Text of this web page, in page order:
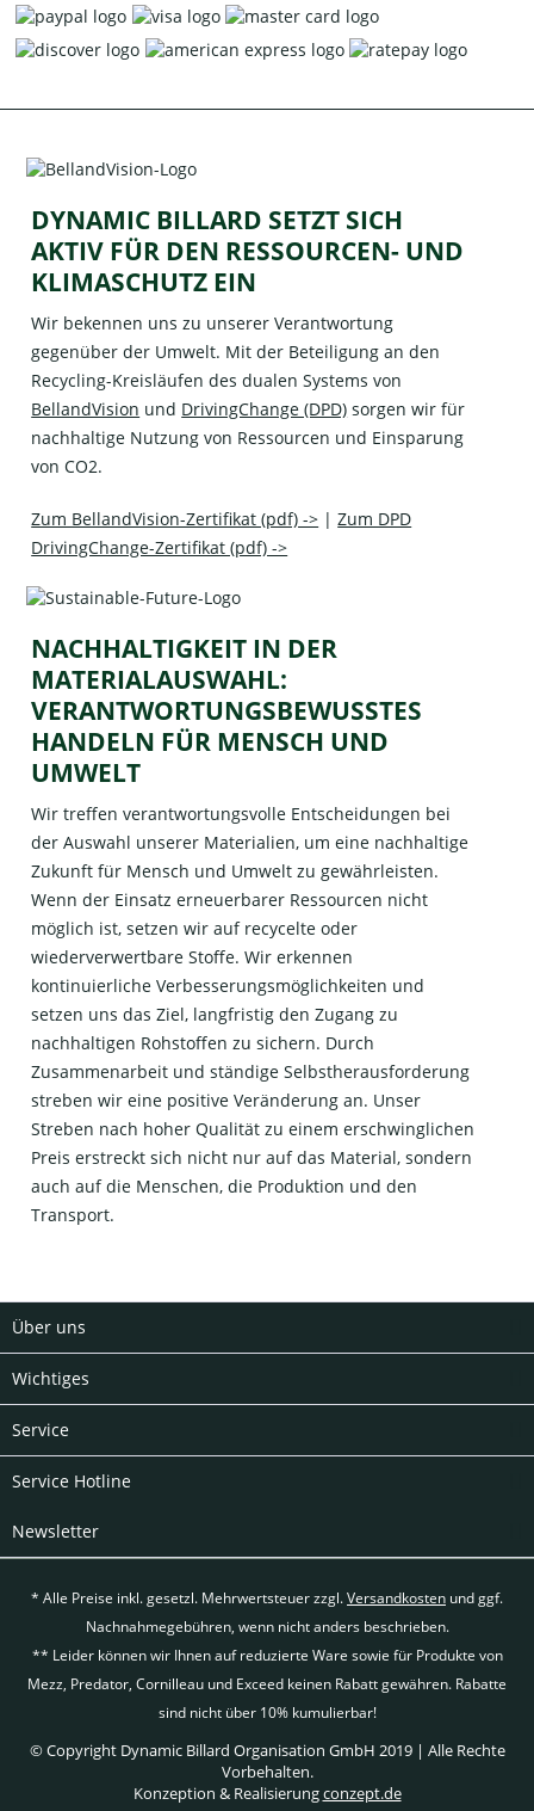
DYNAMIC BILLARD SETZT SICH
AKTIV FÜR DEN RESSOURCEN- UND
KLIMASCHUTZ EIN
Wir bekennen uns zu unserer Verantwortung
gegenüber der Umwelt. Mit der Beteiligung an den
Recycling-Kreisläufen des dualen Systems von
BellandVision und DrivingChange (DPD) sorgen wir für
nachhaltige Nutzung von Ressourcen und Einsparung
von CO2.
Zum BellandVision-Zertifikat (pdf) -> |Zum DPD
DrivingChange-Zertifikat (pdf) ->
NACHHALTIGKEIT IN DER
MATERIALAUSWAHL:
VERANTWORTUNGSBEWUSSTES
HANDELN FÜR MENSCH UND
UMWELT
Wir treffen verantwortungsvolle Entscheidungen bei
der Auswahl unserer Materialien, um eine nachhaltige
Zukunft für Mensch und Umwelt zu gewährleisten.
Wenn der Einsatz erneuerbarer Ressourcen nicht
möglich ist, setzen wir auf recycelte oder
wiederverwertbare Stoffe. Wir erkennen
kontinuierliche Verbesserungsmöglichkeiten und
setzen uns das Ziel, langfristig den Zugang zu
nachhaltigen Rohstoffen zu sichern. Durch
Zusammenarbeit und ständige Selbstherausforderung
streben wir eine positive Veränderung an. Unser
Streben nach hoher Qualität zu einem erschwinglichen
Preis erstreckt sich nicht nur auf das Material, sondern
auch auf die Menschen, die Produktion und den
Transport.
Über uns
Wichtiges
Service
Service Hotline
Newsletter
* Alle Preise inkl. gesetzl. Mehrwertsteuer zzgl.Versandkosten und ggf.
Nachnahmegebühren, wenn nicht anders beschrieben.
** Leider können wir Ihnen auf reduzierte Ware sowie für Produkte von
Mezz, Predator, Cornilleau und Exceed keinen Rabatt gewähren. Rabatte
sind nicht über 10% kumulierbar!
© Copyright Dynamic Billard Organisation GmbH 2019 | Alle Rechte
Vorbehalten.
Konzeption & Realisierungconzept.de